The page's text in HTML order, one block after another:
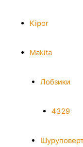
Kipor
Makita
Лобзики
4329